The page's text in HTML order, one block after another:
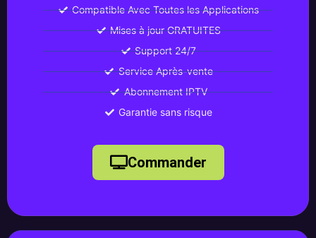
Compatible Avec Toutes les Applications
Mises à jour GRATUITES
Support 24/7
Service Après-vente
Abonnement IPTV
Garantie sans risque
Commander